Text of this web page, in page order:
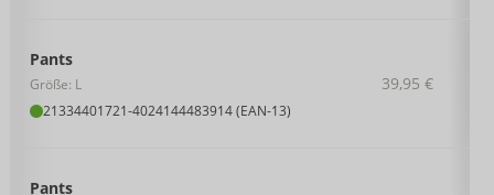
Pants
Größe: L
21334401721-4024144483914 (EAN-13)
39,95 €
Pants